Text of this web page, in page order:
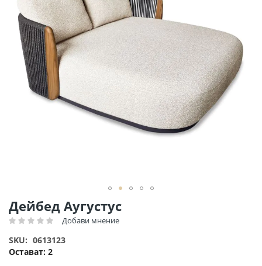
Дейбед Аугустус
Рейтинг: Добави мнение
Остават: 2
SKU 0613123
изображенията
Преминете
към
началото
на
галерия